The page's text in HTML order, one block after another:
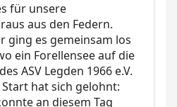
für unsere
aus den Federn.
ging es gemeinsam los
ein Forellensee auf die
ASV Legden 1966 e.V.
hat sich gelohnt:
an diesem Tag